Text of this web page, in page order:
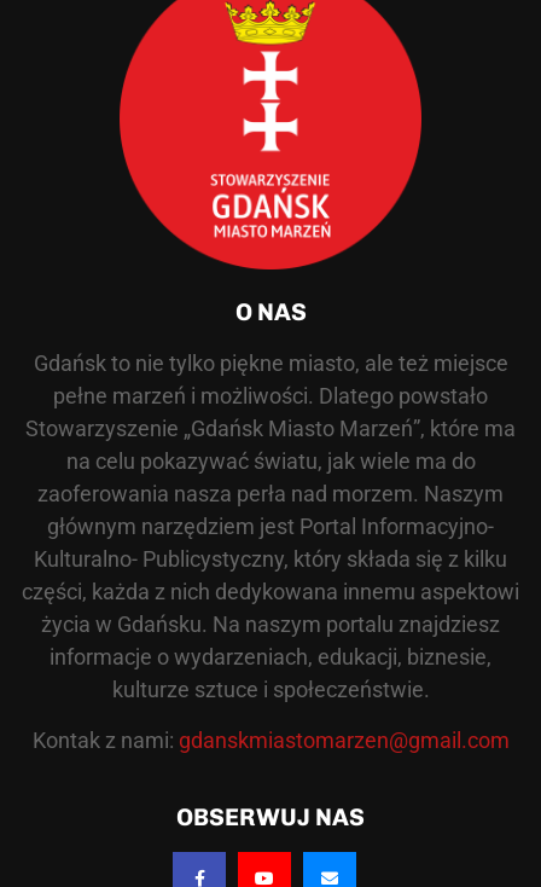
O NAS
Gdańsk to nie tylko piękne miasto, ale też miejsce
pełne marzeń i możliwości. Dlatego powstało
Stowarzyszenie „Gdańsk Miasto Marzeń”, które ma
na celu pokazywać światu, jak wiele ma do
zaoferowania nasza perła nad morzem. Naszym
głównym narzędziem jest Portal Informacyjno-
Kulturalno- Publicystyczny, który składa się z kilku
części, każda z nich dedykowana innemu aspektowi
życia w Gdańsku. Na naszym portalu znajdziesz
informacje o wydarzeniach, edukacji, biznesie,
kulturze sztuce i społeczeństwie.
Kontak z nami: gdanskmiastomarzen@gmail.com
OBSERWUJ NAS